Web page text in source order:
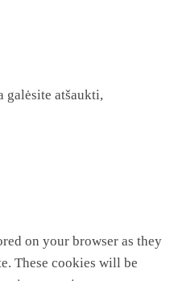
galėsite atšaukti,
on your browser as they
These cookies will be